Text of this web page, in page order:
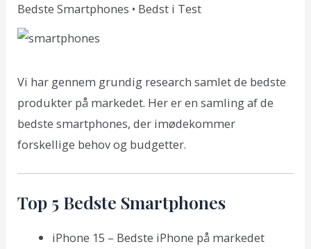
Bedste Smartphones • Bedst i Test
Vi har gennem grundig research samlet de bedste
produkter på markedet. Her er en samling af de
bedste smartphones, der imødekommer
forskellige behov og budgetter.
Top 5 Bedste Smartphones
iPhone 15 – Bedste iPhone på markedet